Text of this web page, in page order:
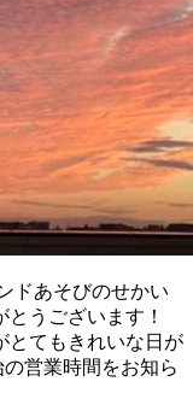
ドあそびのせかい
うございます！
とてもきれいな日が
営業時間をお知ら